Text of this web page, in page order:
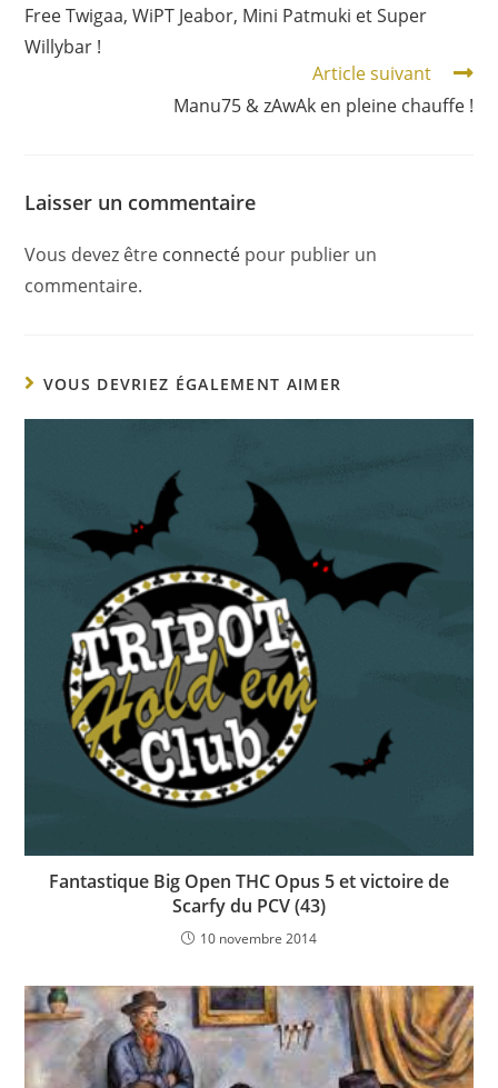
Free Twigaa, WiPT Jeabor, Mini Patmuki et Super
Willybar !
Article suivant
Manu75 & zAwAk en pleine chauffe !
Laisser un commentaire
Vous devez être connecté pour publier un
commentaire.
VOUS DEVRIEZ ÉGALEMENT AIMER
Fantastique Big Open THC Opus 5 et victoire de
Scarfy du PCV (43)
10 novembre 2014